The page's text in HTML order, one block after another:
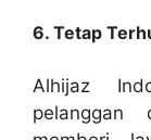
6. Tetap
Alhijaz
pelanggan